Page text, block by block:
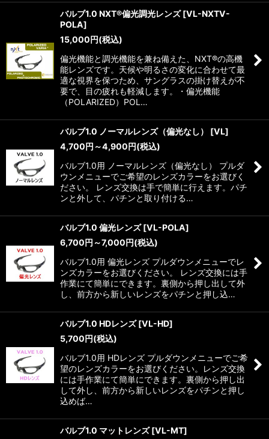
バルブ1.0 NXT®偏光調光レンズ [VL-NXTV-
POLA]
15,000円(税込)
偏光機能と調光機能を兼ね備えた、NXT®の高機
能レンズです。天候や明るさの変化に合わせて最
適な視界を保つため、サングラスの掛け替えが不
要で、目の疲れも軽減します。・偏光機能
（POLARIZED）POL…
バルブ1.0 ノーマルレンズ（偏光なし） [VL]
4,700円 ～4,900円(税込)
バルブ1.0用 ノーマルレンズ（偏光なし） プルダ
ウンメニューでご希望のレンズカラーをお選びく
ださい。 レンズ交換は手で簡単に行えます。パチ
ンと外して、パチンと取り付ける…
バルブ1.0 偏光レンズ [VL-POLA]
6,700円 ～7,000円(税込)
バルブ1.0用 偏光レンズ プルダウンメニューでレ
ンズカラーをお選びください。 レンズ交換には手
作業にて簡単にできます。裏側から押し出して外
し、前方から新しいレンズをパチンと押し込…
バルブ1.0 HDレンズ [VL-HD]
5,700円(税込)
バルブ1.0用 HDレンズ プルダウンメニューでご希
望のレンズカラーをお選びください。レンズ交換
には手作業にて簡単にできます。裏側から押し出
して外し、前方から新しいレンズをパチンと押し
込めば…
バルブ1.0 マットレンズ [VL-MT]